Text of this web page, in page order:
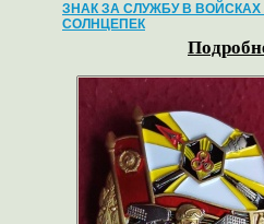
ЗНАК ЗА СЛУЖБУ В ВОЙСКАХ
СОЛНЦЕПЕК